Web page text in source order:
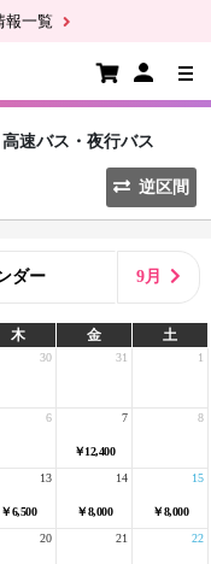
報一覧
高速バス・夜行バス
逆区間
ダー 9月
木 金 土
30 31 1
6
￥12,400
7 8
￥6,500
13
￥8,000
14
￥8,000
15
20 21 22